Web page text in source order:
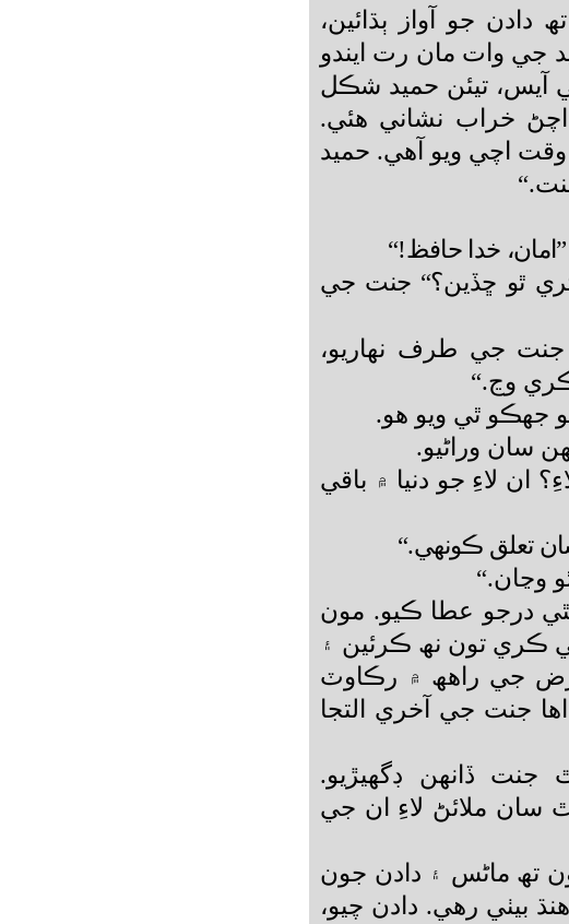
جو آواز ٻڌائين،
جي وات مان رت ايندو
آيس، تيئن حميد شڪل
اچڻ خراب نشاني ھئي.
اچي ويو آھي. حميد
خدا حافظ!“
ٿو ڇڏين؟“ جنت جي
جنت جي طرف نھاريو،
وڃ.“
جھڪو ٿي ويو ھو.
سان وراڻيو.
ان لاءِ جو دنيا ۾ باقي
تعلق ڪونھي.“
وڃان.“
درجو عطا ڪيو. مون
ڪري تون نھ ڪرئين ۽
جي راھھ ۾ رڪاوٽ
جنت جي آخري التجا
جنت ڏانھن ڊگھيڙيو.
ملائڻ لاءِ ان جي
تھ ماڻس ۽ دادن جون
بيٺي رھي. دادن چيو،